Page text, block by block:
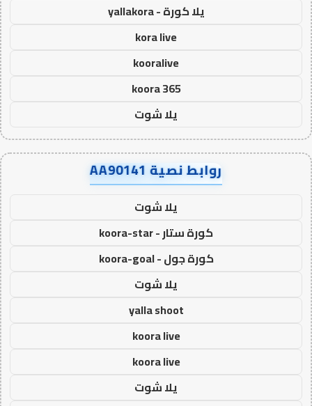
يلا كورة - yallakora
kora live
kooralive
koora 365
يلا شوت
روابط نصية AA90141
يلا شوت
كورة ستار - koora-star
كورة جول - koora-goal
يلا شوت
yalla shoot
koora live
koora live
يلا شوت